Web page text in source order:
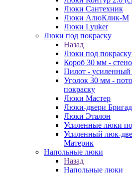
Люки Сантехник
Люки АлюКлик-М
Люки Lyuker
Люки под покраску
Назад
Люки под покраску
Короб 30 мм -
Пилот -
Уголок 30 мм -
покраску
Люки Мастер
Люки-двери
Люки Эталон
Усиленные люки
Усиленный люк-
Материк
Напольные люки
Назад
Напольные люки